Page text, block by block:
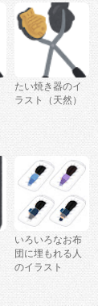
たい焼き器のイ
ラスト（天然）
いろいろなお布
団に埋もれる人
のイラスト